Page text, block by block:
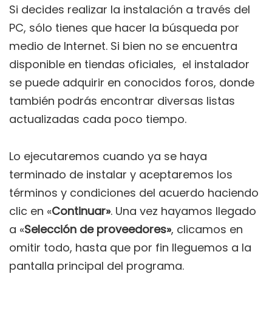
Si decides realizar la instalación a través del
PC, sólo tienes que hacer la búsqueda por
medio de Internet. Si bien no se encuentra
disponible en tiendas oficiales, el instalador
se puede adquirir en conocidos foros, donde
también podrás encontrar diversas listas
actualizadas cada poco tiempo.
Lo ejecutaremos cuando ya se haya
terminado de instalar y aceptaremos los
términos y condiciones del acuerdo haciendo
clic en «Continuar». Una vez hayamos llegado
a «Selección de proveedores», clicamos en
omitir todo, hasta que por fin lleguemos a la
pantalla principal del programa.